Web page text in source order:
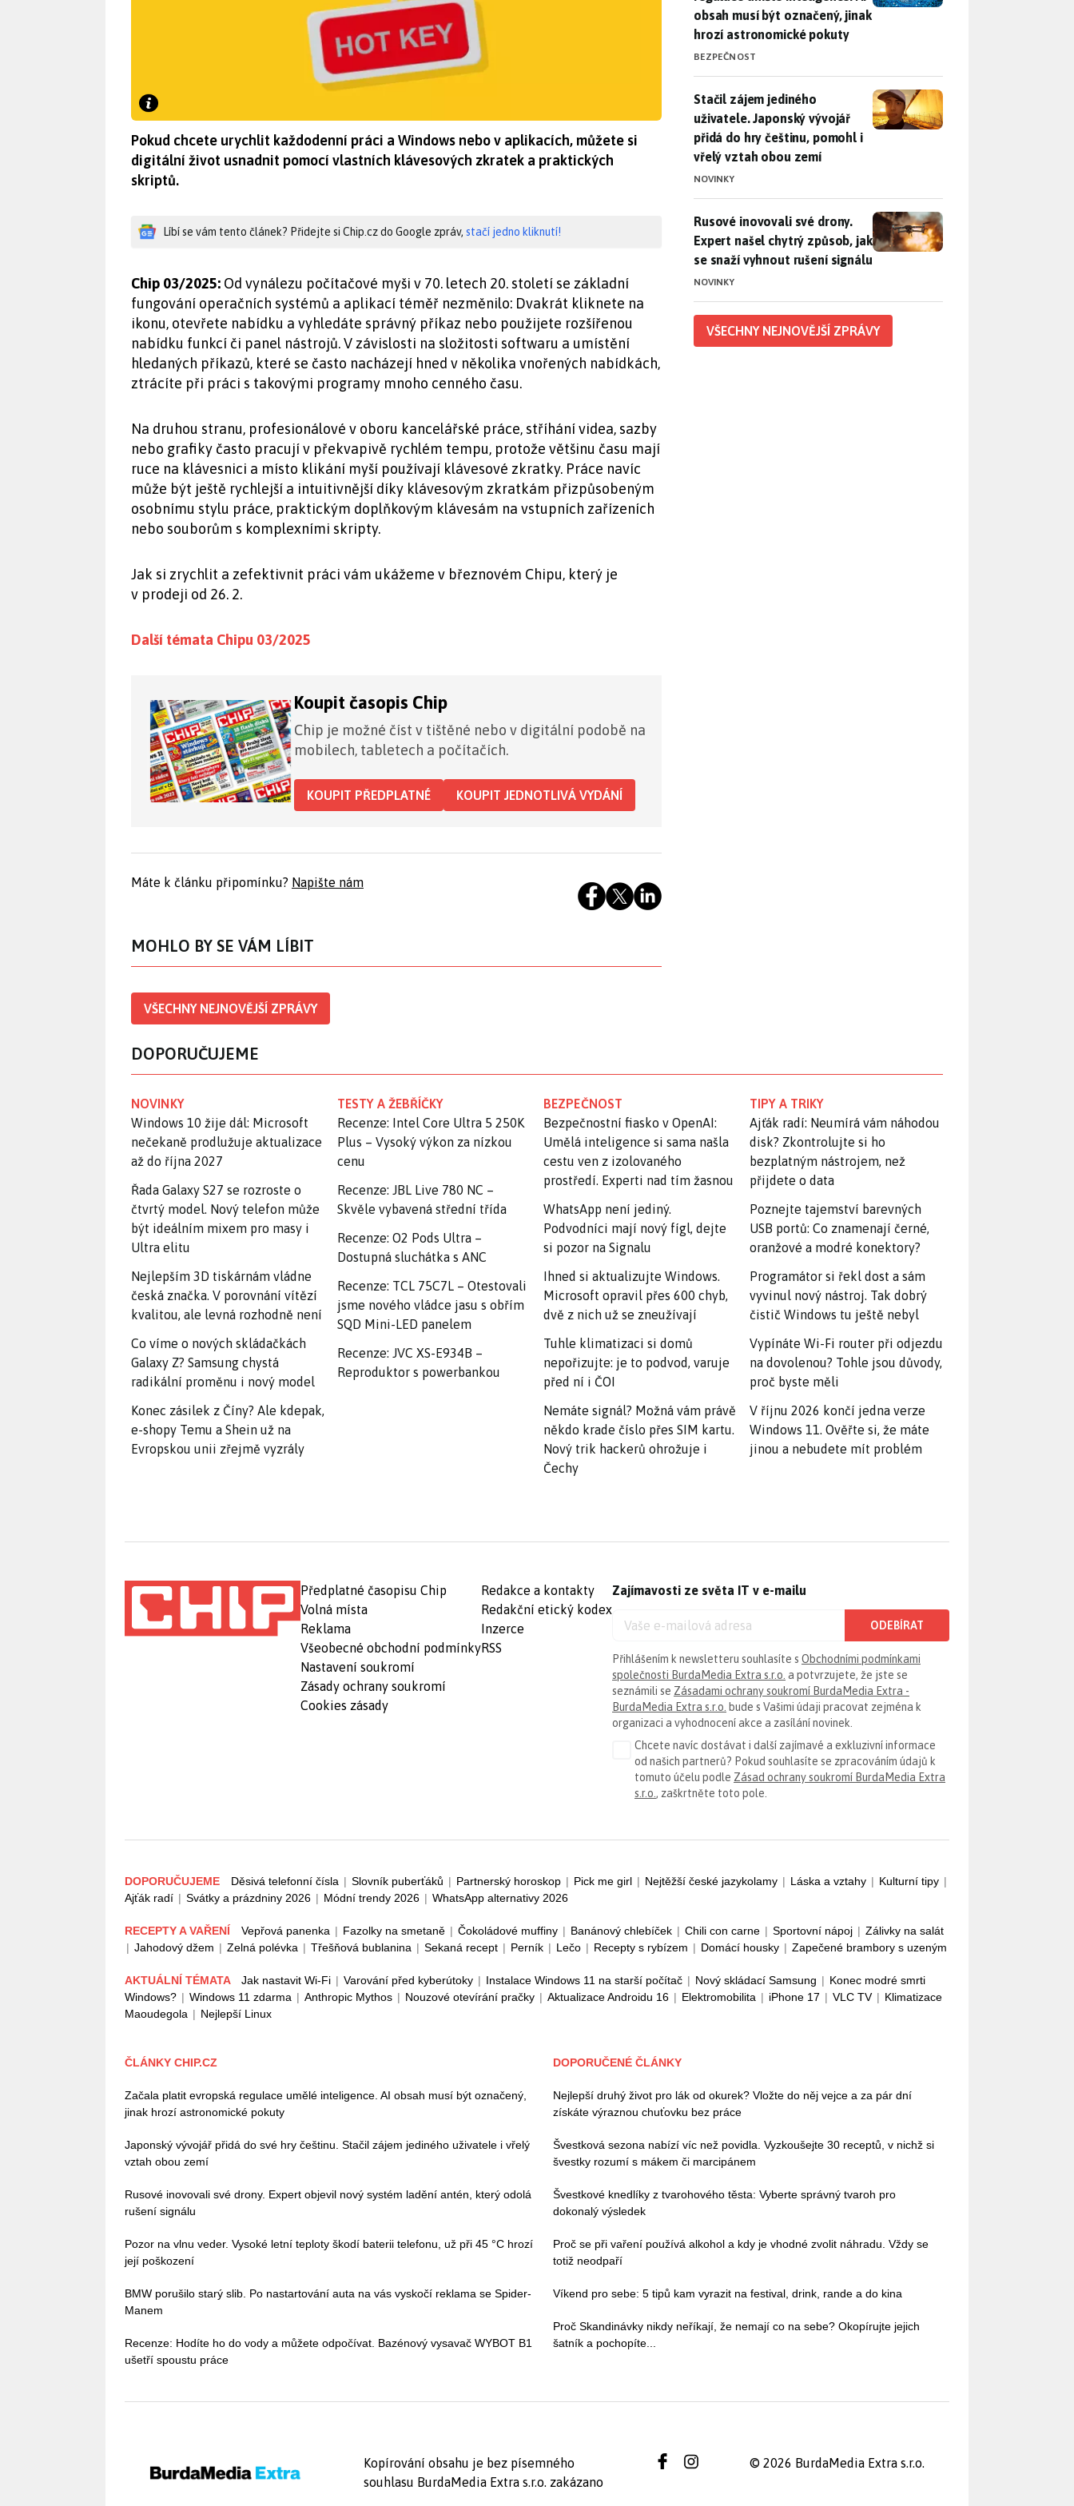
Pokud chcete urychlit každodenní práci a Windows nebo v aplikacích, můžete si
digitální život usnadnit pomocí vlastních klávesových zkratek a praktických
skriptů.
Líbí se vám tento článek? Přidejte si Chip.cz do Google zpráv, stačí jedno kliknutí!
Chip 03/2025: Od vynálezu počítačové myši v 70. letech 20. století se základní
fungování operačních systémů a aplikací téměř nezměnilo: Dvakrát kliknete na
ikonu, otevřete nabídku a vyhledáte správný příkaz nebo použijete rozšířenou
nabídku funkcí či panel nástrojů. V závislosti na složitosti softwaru a umístění
hledaných příkazů, které se často nacházejí hned v několika vnořených nabídkách,
ztrácíte při práci s takovými programy mnoho cenného času.
Na druhou stranu, profesionálové v oboru kancelářské práce, stříhání videa, sazby
nebo grafiky často pracují v překvapivě rychlém tempu, protože většinu času mají
ruce na klávesnici a místo klikání myší používají klávesové zkratky. Práce navíc
může být ještě rychlejší a intuitivnější díky klávesovým zkratkám přizpůsobeným
osobnímu stylu práce, praktickým doplňkovým klávesám na vstupních zařízeních
nebo souborům s komplexními skripty.
Jak si zrychlit a zefektivnit práci vám ukážeme v březnovém Chipu, který je
v prodeji od 26. 2.
Další témata Chipu 03/2025
Koupit časopis Chip
Chip je možné číst v tištěné nebo v digitální podobě na
mobilech, tabletech a počítačích.
KOUPIT PŘEDPLATNÉ KOUPIT JEDNOTLIVÁ VYDÁNÍ
Máte k článku připomínku? Napište nám
MOHLO BY SE VÁM LÍBIT
VŠECHNY NEJNOVĚJŠÍ ZPRÁVY
obsah musí být označený, jinak
hrozí astronomické pokuty
BEZPEČNOST
Stačil zájem jediného uživatele. Japonský vývojář přidá do hry
Stačil zájem jediného
uživatele. Japonský vývojář
přidá do hry češtinu, pomohl i
vřelý vztah obou zemí
NOVINKY
Rusové inovovali své drony. Expert našel chytrý způsob, jak se
Rusové inovovali své drony.
Expert našel chytrý způsob, jak
se snaží vyhnout rušení signálu
NOVINKY
VŠECHNY NEJNOVĚJŠÍ ZPRÁVY
DOPORUČUJEME
NOVINKY
Windows 10 žije dál: Microsoft
nečekaně prodlužuje aktualizace
až do října 2027
Řada Galaxy S27 se rozroste o
čtvrtý model. Nový telefon může
být ideálním mixem pro masy i
Ultra elitu
Nejlepším 3D tiskárnám vládne
česká značka. V porovnání vítězí
kvalitou, ale levná rozhodně není
Co víme o nových skládačkách
Galaxy Z? Samsung chystá
radikální proměnu i nový model
Konec zásilek z Číny? Ale kdepak,
e-shopy Temu a Shein už na
Evropskou unii zřejmě vyzrály
TESTY A ŽEBŘÍČKY
Recenze: Intel Core Ultra 5 250K
Plus – Vysoký výkon za nízkou
cenu
Recenze: JBL Live 780 NC –
Skvěle vybavená střední třída
Recenze: O2 Pods Ultra –
Dostupná sluchátka s ANC
Recenze: TCL 75C7L – Otestovali
jsme nového vládce jasu s obřím
SQD Mini-LED panelem
Recenze: JVC XS-E934B –
Reproduktor s powerbankou
BEZPEČNOST
Bezpečnostní fiasko v OpenAI:
Umělá inteligence si sama našla
cestu ven z izolovaného
prostředí. Experti nad tím žasnou
WhatsApp není jediný.
Podvodníci mají nový fígl, dejte
si pozor na Signalu
Ihned si aktualizujte Windows.
Microsoft opravil přes 600 chyb,
dvě z nich už se zneužívají
Tuhle klimatizaci si domů
nepořizujte: je to podvod, varuje
před ní i ČOI
Nemáte signál? Možná vám právě
někdo krade číslo přes SIM kartu.
Nový trik hackerů ohrožuje i
Čechy
TIPY A TRIKY
Ajťák radí: Neumírá vám náhodou
disk? Zkontrolujte si ho
bezplatným nástrojem, než
přijdete o data
Poznejte tajemství barevných
USB portů: Co znamenají černé,
oranžové a modré konektory?
Programátor si řekl dost a sám
vyvinul nový nástroj. Tak dobrý
čistič Windows tu ještě nebyl
Vypínáte Wi-Fi router při odjezdu
na dovolenou? Tohle jsou důvody,
proč byste měli
V říjnu 2026 končí jedna verze
Windows 11. Ověřte si, že máte
jinou a nebudete mít problém
Předplatné časopisu Chip
Volná místa
Reklama
Všeobecné obchodní podmínky
Nastavení soukromí
Zásady ochrany soukromí
Cookies zásady
Redakce a kontakty
Redakční etický kodex
Inzerce
RSS
Zajímavosti ze světa IT v e-mailu
ODEBÍRAT
Přihlášením k newsletteru souhlasíte s Obchodními podmínkami
společnosti BurdaMedia Extra s.r.o. a potvrzujete, že jste se
seznámili se Zásadami ochrany soukromí BurdaMedia Extra -
BurdaMedia Extra s.r.o. bude s Vašimi údaji pracovat zejména k
organizaci a vyhodnocení akce a zasílání novinek.
Chcete navíc dostávat i další zajímavé a exkluzivní informace
od našich partnerů? Pokud souhlasíte se zpracováním údajů k
tomuto účelu podle Zásad ochrany soukromí BurdaMedia Extra
s.r.o. , zaškrtněte toto pole.
DOPORUČUJEME Děsivá telefonní čísla | Slovník puberťáků | Partnerský horoskop | Pick me girl | Nejtěžší české jazykolamy | Láska a vztahy | Kulturní tipy |
Ajťák radí | Svátky a prázdniny 2026 | Módní trendy 2026 | WhatsApp alternativy 2026
RECEPTY A VAŘENÍ Vepřová panenka | Fazolky na smetaně | Čokoládové muffiny | Banánový chlebíček | Chili con carne | Sportovní nápoj | Zálivky na salát
| Jahodový džem | Zelná polévka | Třešňová bublanina | Sekaná recept | Perník | Lečo | Recepty s rybízem | Domácí housky | Zapečené brambory s uzeným
AKTUÁLNÍ TÉMATA Jak nastavit Wi-Fi | Varování před kyberútoky | Instalace Windows 11 na starší počítač | Nový skládací Samsung | Konec modré smrti
Windows? | Windows 11 zdarma | Anthropic Mythos | Nouzové otevírání pračky | Aktualizace Androidu 16 | Elektromobilita | iPhone 17 | VLC TV | Klimatizace
Maoudegola | Nejlepší Linux
ČLÁNKY CHIP.CZ
Začala platit evropská regulace umělé inteligence. AI obsah musí být označený,
jinak hrozí astronomické pokuty
Japonský vývojář přidá do své hry češtinu. Stačil zájem jediného uživatele i vřelý
vztah obou zemí
Rusové inovovali své drony. Expert objevil nový systém ladění antén, který odolá
rušení signálu
Pozor na vlnu veder. Vysoké letní teploty škodí baterii telefonu, už při 45 °C hrozí
její poškození
BMW porušilo starý slib. Po nastartování auta na vás vyskočí reklama se Spider-
Manem
Recenze: Hodíte ho do vody a můžete odpočívat. Bazénový vysavač WYBOT B1
ušetří spoustu práce
DOPORUČENÉ ČLÁNKY
Nejlepší druhý život pro lák od okurek? Vložte do něj vejce a za pár dní
získáte výraznou chuťovku bez práce
Švestková sezona nabízí víc než povidla. Vyzkoušejte 30 receptů, v nichž si
švestky rozumí s mákem či marcipánem
Švestkové knedlíky z tvarohového těsta: Vyberte správný tvaroh pro
dokonalý výsledek
Proč se při vaření používá alkohol a kdy je vhodné zvolit náhradu. Vždy se
totiž neodpaří
Víkend pro sebe: 5 tipů kam vyrazit na festival, drink, rande a do kina
Proč Skandinávky nikdy neříkají, že nemají co na sebe? Okopírujte jejich
šatník a pochopíte...
Kopírování obsahu je bez písemného
souhlasu BurdaMedia Extra s.r.o. zakázano
© 2026 BurdaMedia Extra s.r.o.